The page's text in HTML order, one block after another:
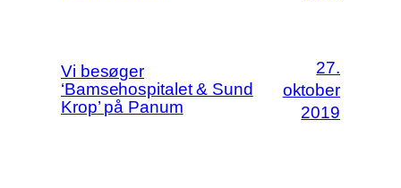
Vi besøger
‘Bamsehospitalet & Sund
Krop’ på Panum
27.
oktober
2019